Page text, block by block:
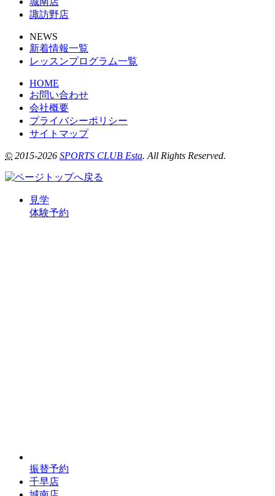
諏訪野店
NEWS
新着情報一覧
レッスンプログラム一覧
HOME
お問い合わせ
会社概要
プライバシーポリシー
サイトマップ
© 2015-2026 SPORTS CLUB Esta. All Rights Reserved.
見学
体験予約
振替予約
千早店